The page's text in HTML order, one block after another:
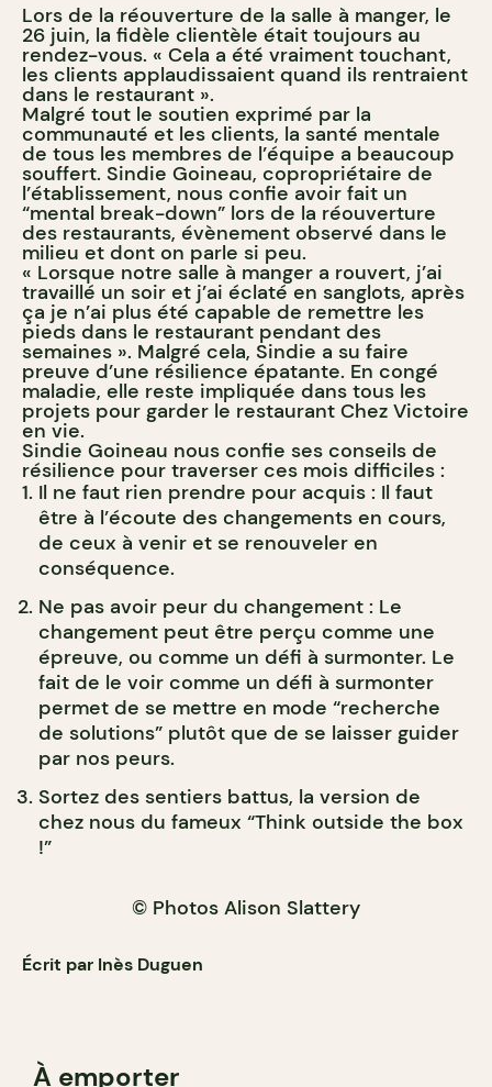
Lors de la réouverture de la salle à manger, le
26 juin, la fidèle clientèle était toujours au
rendez-vous. « Cela a été vraiment touchant,
les clients applaudissaient quand ils rentraient
dans le restaurant ».
Malgré tout le soutien exprimé par la
communauté et les clients, la santé mentale
de tous les membres de l’équipe a beaucoup
souffert. Sindie Goineau, copropriétaire de
l’établissement, nous confie avoir fait un
“mental break-down” lors de la réouverture
des restaurants, évènement observé dans le
milieu et dont on parle si peu.
« Lorsque notre salle à manger a rouvert, j’ai
travaillé un soir et j’ai éclaté en sanglots, après
ça je n’ai plus été capable de remettre les
pieds dans le restaurant pendant des
semaines ». Malgré cela, Sindie a su faire
preuve d’une résilience épatante. En congé
maladie, elle reste impliquée dans tous les
projets pour garder le restaurant Chez Victoire
en vie.
Sindie Goineau nous confie ses conseils de
résilience pour traverser ces mois difficiles :
Il ne faut rien prendre pour acquis : Il faut
être à l’écoute des changements en cours,
de ceux à venir et se renouveler en
conséquence.
Ne pas avoir peur du changement : Le
changement peut être perçu comme une
épreuve, ou comme un défi à surmonter. Le
fait de le voir comme un défi à surmonter
permet de se mettre en mode “recherche
de solutions” plutôt que de se laisser guider
par nos peurs.
Sortez des sentiers battus, la version de
chez nous du fameux “Think outside the box
!”
© Photos Alison Slattery
Écrit par Inès Duguen
À emporter